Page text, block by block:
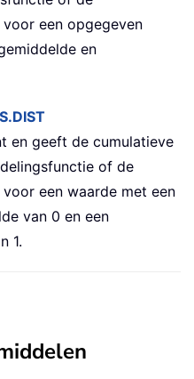
een opgegeven
en
en geeft de cumulatieve
of de
een waarde met een
van 0 en een
1.